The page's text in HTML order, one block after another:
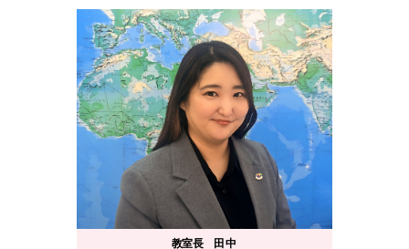
教室長 田中